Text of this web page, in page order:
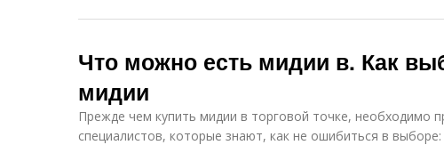
Что можно есть мидии в. Как
мидии
Прежде чем купить мидии в торговой точке, необходимо
специалистов, которые знают, как не ошибиться в выборе: